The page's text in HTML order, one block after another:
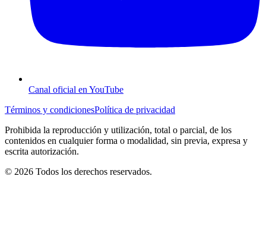
Canal oficial en YouTube
Términos y condicionesPolítica de privacidad
Prohibida la reproducción y utilización, total o parcial, de los
contenidos en cualquier forma o modalidad, sin previa, expresa y
escrita autorización.
© 2026 Todos los derechos reservados.